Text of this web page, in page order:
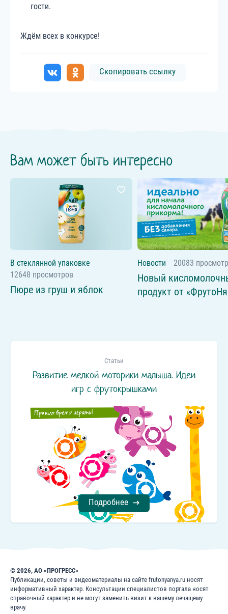
гости.
Ждём всех в конкурсе!
Скопировать ссылку
Вам может быть интересно
В стеклянной упаковке
12648 просмотров
Пюре из груш и яблок
Новости 20083
Новый
продукт от
Статьи
Развитие мелкой моторики малыша. Идеи
игр с фрутокрышками
Подробнее
© 2026, АО «ПРОГРЕСС»
Публикации, советы и видеоматериалы на сайте frutonyanya.ru носят
информативный характер. Консультации специалистов портала носят
справочный характер и не могут заменить визит к вашему лечащему
врачу.